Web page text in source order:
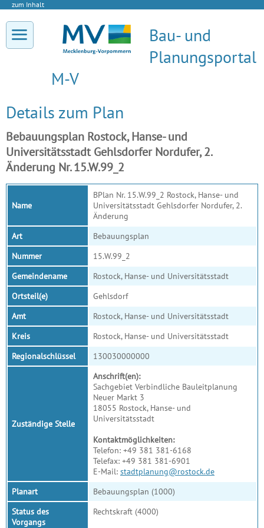
zum Inhalt
Bau- und
Planungsportal
M-V
Details zum Plan
Bebauungsplan Rostock, Hanse- und
Universitätsstadt Gehlsdorfer Nordufer, 2.
Änderung Nr. 15.W.99_2
Name
BPlan Nr. 15.W.99_2 Rostock, Hanse- und
Universitätsstadt Gehlsdorfer Nordufer, 2.
Änderung
Art
Bebauungsplan
Nummer
15.W.99_2
Gemeindename
Rostock, Hanse- und Universitätsstadt
Ortsteil(e)
Gehlsdorf
Amt
Rostock, Hanse- und Universitätsstadt
Kreis
Rostock, Hanse- und Universitätsstadt
Regionalschlüssel
130030000000
Zuständige Stelle
Anschrift(en):
Sachgebiet Verbindliche Bauleitplanung
Neuer Markt 3
18055 Rostock, Hanse- und
Universitätsstadt
Kontaktmöglichkeiten:
Telefon: +49 381 381-6168
Telefax: +49 381 381-6901
E-Mail: stadtplanung@rostock.de
Planart
Bebauungsplan (1000)
Status des
Vorgangs
Rechtskraft (4000)